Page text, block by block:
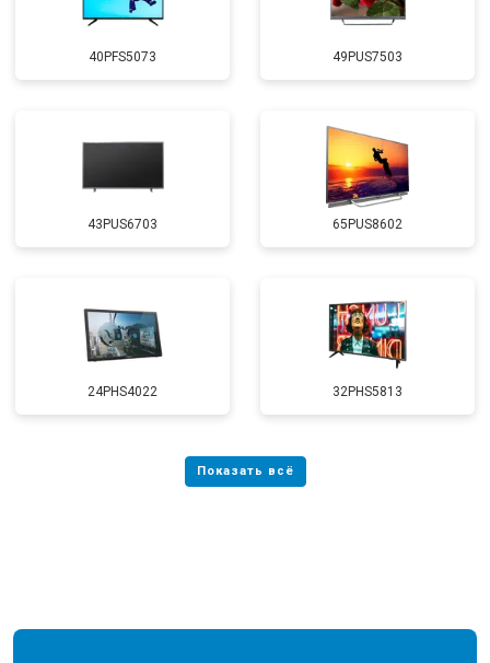
40PFS5073 49PUS7503
43PUS6703 65PUS8602
24PHS4022 32PHS5813